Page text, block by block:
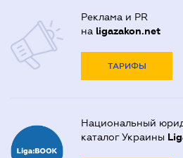
Реклама и PR
на ligazakon.net
ТАРИФЫ
Национальный
каталог Украины